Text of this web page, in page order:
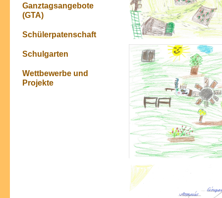
Ganztagsangebote
(GTA)
Schülerpatenschaft
Schulgarten
Wettbewerbe und
Projekte